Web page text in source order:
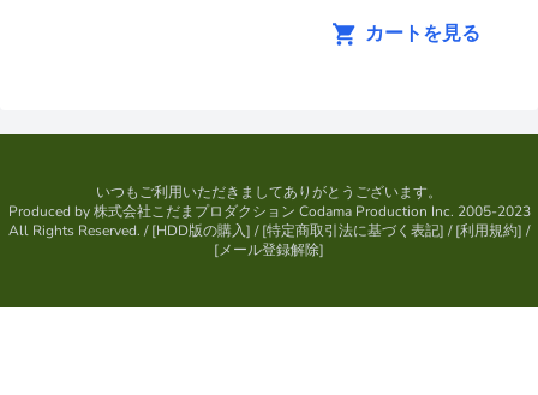
カートを見る
いつもご利用いただきましてありがとうございます。
Produced by株式会社こだまプロダクション Codama Production Inc. 2005-2023
All Rights Reserved. / [HDD版の購入] / [特定商取引法に基づく表記] / [利用規約] /
[メール登録解除]